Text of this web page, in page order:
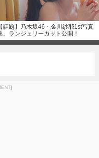
【話題】乃木坂46・金川紗耶1st写真
、ランジェリーカット公開！